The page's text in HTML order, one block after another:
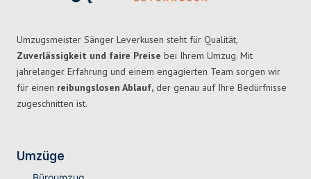
Umzugsmeister Sänger Leverkusen steht für Qualität,
Zuverlässigkeit und faire Preise bei Ihrem Umzug. Mit
jahrelanger Erfahrung und einem engagierten Team sorgen wir
für einen reibungslosen Ablauf, der genau auf Ihre Bedürfnisse
zugeschnitten ist.
Umzüge